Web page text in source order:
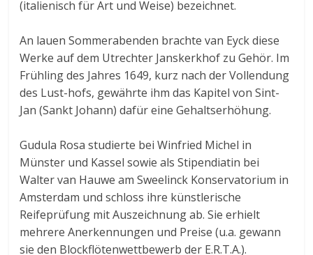
(italienisch für Art und Weise) bezeichnet.
An lauen Sommerabenden brachte van Eyck diese
Werke auf dem Utrechter Janskerkhof zu Gehör. Im
Frühling des Jahres 1649, kurz nach der Vollendung
des Lust-hofs, gewährte ihm das Kapitel von Sint-
Jan (Sankt Johann) dafür eine Gehaltserhöhung.
Gudula Rosa studierte bei Winfried Michel in
Münster und Kassel sowie als Stipendiatin bei
Walter van Hauwe am Sweelinck Konservatorium in
Amsterdam und schloss ihre künstlerische
Reifeprüfung mit Auszeichnung ab. Sie erhielt
mehrere Anerkennungen und Preise (u.a. gewann
sie den Blockflötenwettbewerb der E.R.T.A.).